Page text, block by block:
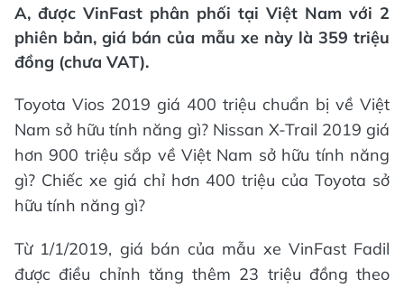
A, được VinFast phân phối tại Việt Nam với 2
phiên bản, giá bán của mẫu xe này là 359 triệu
đồng (chưa VAT).
Toyota Vios 2019 giá 400 triệu chuẩn bị về Việt
Nam sở hữu tính năng gì? Nissan X-Trail 2019 giá
hơn 900 triệu sắp về Việt Nam sở hữu tính năng
gì? Chiếc xe giá chỉ hơn 400 triệu của Toyota sở
hữu tính năng gì?
Từ 1/1/2019, giá bán của mẫu xe VinFast Fadil
được điều chỉnh tăng thêm 23 triệu đồng theo